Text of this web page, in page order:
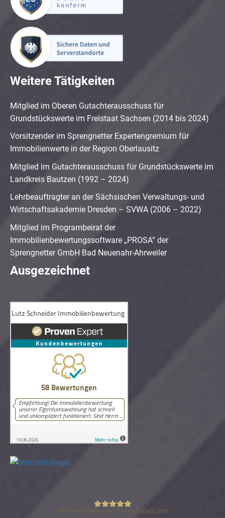
Weitere Tätigkeiten
Mitglied im Oberen Gutachterausschuss für
Grundstückswerte im Freistaat Sachsen (2014 bis 2024)
Vorsitzender im Sprengnetter Expertengremium für
Immobilienwerte in der Region Oberlausitz
Mitglied im Gutachterausschuss für Grundstückswerte im
Landkreis Bautzen (1992 – 2024)
Lehrbeauftragter an der Sächsischen Verwaltungs- und
Wirtschaftsakademie Dresden – SVWA (2006 – 2022)
Mitglied im Programbeirat der
Immobilienbewertungssoftware „PROSA“ der
Sprengnetter GmbH Bad Neuenahr-Ahrweiler
Ausgezeichnet
58 Bewertungen auf ProvenExpert.com